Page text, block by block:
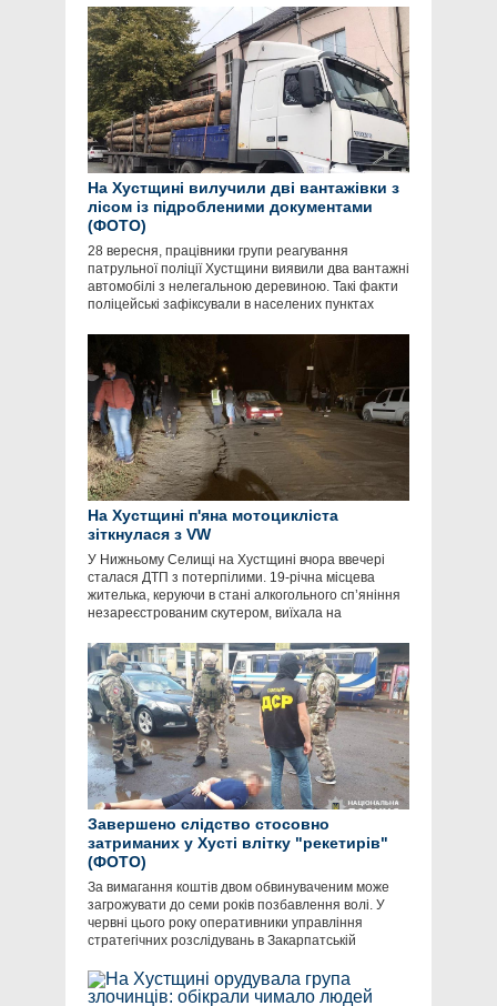
На Хустщині вилучили дві вантажівки з
лісом із підробленими документами
(ФОТО)
28 вересня, працівники групи реагування
патрульної поліції Хустщини виявили два вантажні
автомобілі з нелегальною деревиною. Такі факти
поліцейські зафіксували в населених пунктах
На Хустщині п'яна мотоцикліста
зіткнулася з VW
У Нижньому Селищі на Хустщині вчора ввечері
сталася ДТП з потерпілими. 19-річна місцева
жителька, керуючи в стані алкогольного сп’яніння
незареєстрованим скутером, виїхала на
Завершено слідство стосовно
затриманих у Хусті влітку "рекетирів"
(ФОТО)
За вимагання коштів двом обвинуваченим може
загрожувати до семи років позбавлення волі. У
червні цього року оперативники управління
стратегічних розслідувань в Закарпатській